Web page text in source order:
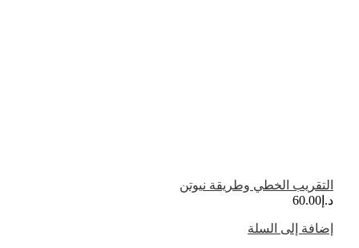
التقريب الخطي وطريقة نيوتن
60.00
إضافة إلى السلة